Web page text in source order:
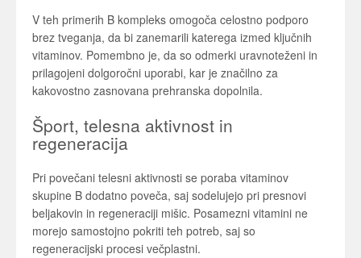
V teh primerih B kompleks omogoča celostno podporo
brez tveganja, da bi zanemarili katerega izmed ključnih
vitaminov. Pomembno je, da so odmerki uravnoteženi in
prilagojeni dolgoročni uporabi, kar je značilno za
kakovostno zasnovana prehranska dopolnila.
Šport, telesna aktivnost in
regeneracija
Pri povečani telesni aktivnosti se poraba vitaminov
skupine B dodatno poveča, saj sodelujejo pri presnovi
beljakovin in regeneraciji mišic. Posamezni vitamini ne
morejo samostojno pokriti teh potreb, saj so
regeneracijski procesi večplastni.